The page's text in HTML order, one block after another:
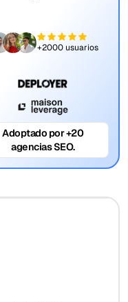
+2000 usuarios
Adoptado por +20
agencias SEO.